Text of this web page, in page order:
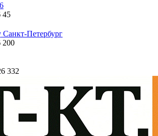
45
Петербург
200
332